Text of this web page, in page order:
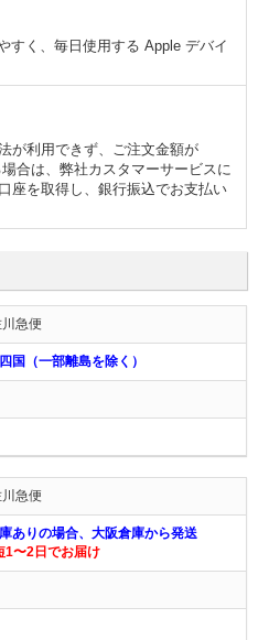
すく、毎日使用する Apple デバイ
が利用できず、ご注文金額が
合は、弊社カスタマーサービスに
座を取得し、銀行振込でお支払い
急便
国（一部離島を除く）
急便
ありの場合、大阪倉庫から発送
1〜2日でお届け